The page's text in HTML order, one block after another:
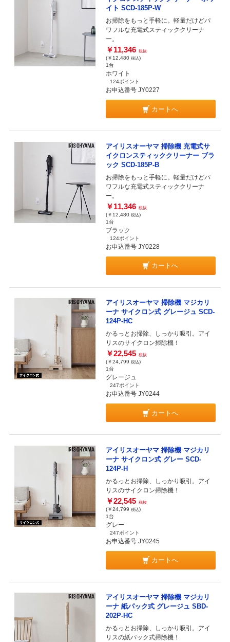
イト SCD-185P-W
お掃除をもっと手軽に。軽量だけどパ
ワフルな充電式スティッククリーナ
ー。
￥11,346 税抜
(￥12,480 税込)
1台
ホワイト
124ポイント
お申込番号 JY0227
カートへ
アイリスオーヤマ 掃除機 充電式サ
イクロンスティッククリーナー ブラ
ック SCD-185P-B
お掃除をもっと手軽に。軽量だけどパ
ワフルな充電式スティッククリーナ
ー。
￥11,346 税抜
(￥12,480 税込)
1台
ブラック
124ポイント
お申込番号 JY0228
カートへ
アイリスオーヤマ 掃除機 マジカリ
ーナ サイクロン式 グレージュ SCD-
124P-HC
かるっとお掃除、しっかり吸引。アイ
リスのサイクロン掃除機！
￥22,545 税抜
(￥24,799 税込)
1台
グレージュ
247ポイント
お申込番号 JY0244
カートへ
アイリスオーヤマ 掃除機 マジカリ
ーナ サイクロン式 グレー SCD-
124P-H
かるっとお掃除、しっかり吸引。アイ
リスのサイクロン掃除機！
￥22,545 税抜
(￥24,799 税込)
1台
グレー
247ポイント
お申込番号 JY0245
カートへ
アイリスオーヤマ 掃除機 マジカリ
ーナ 紙パック式 グレージュ SBD-
202P-HC
かるっとお掃除、しっかり吸引。アイ
リスの紙パック式掃除機！